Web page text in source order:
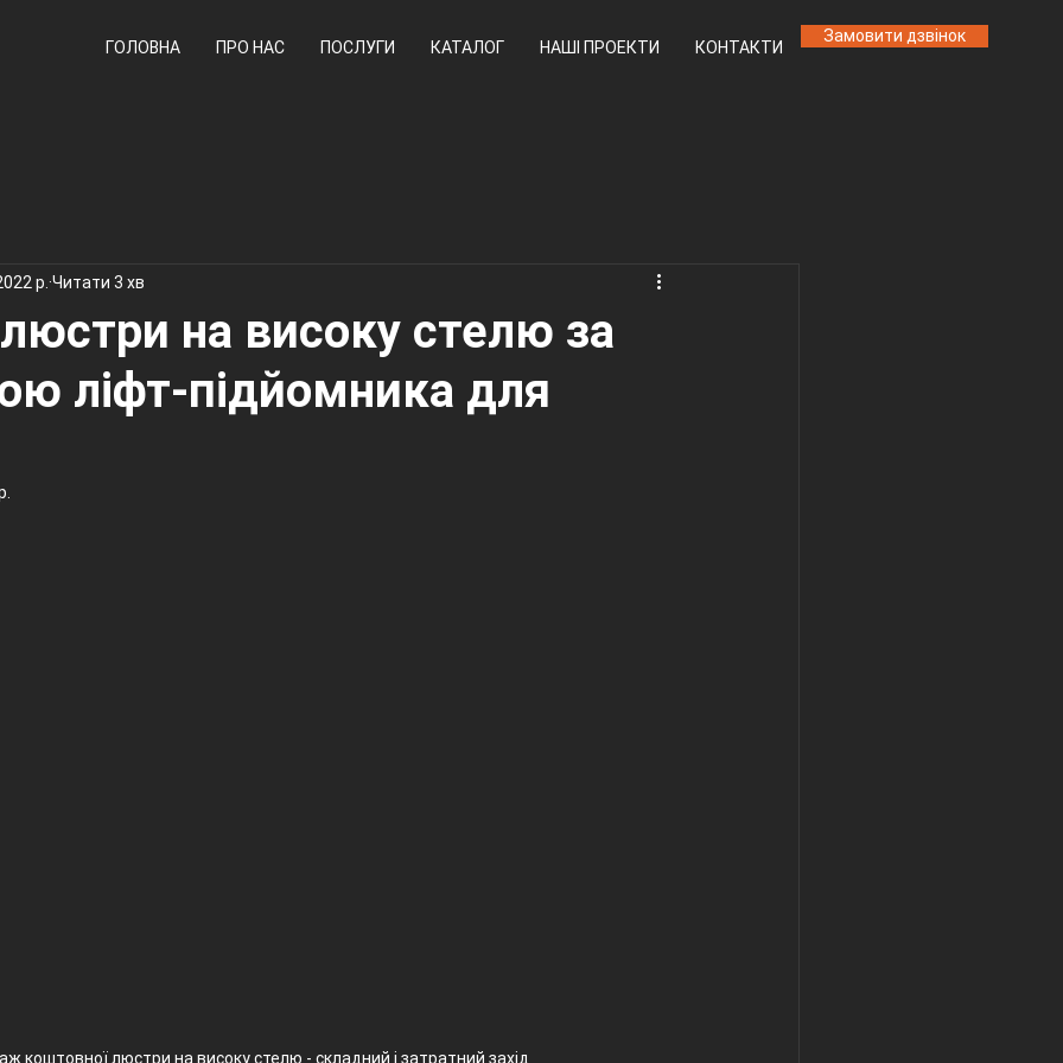
ГОЛОВНА ПРО НАС ПОСЛУГИ КАТАЛОГ НАШІ ПРОЕКТИ КОНТАКТИ
Замовити дзвінок
на високу стелю за
ліфт-підйомника для
р. Читати 3 хв
коштовної люстри на високу стелю - складний і затратний захід